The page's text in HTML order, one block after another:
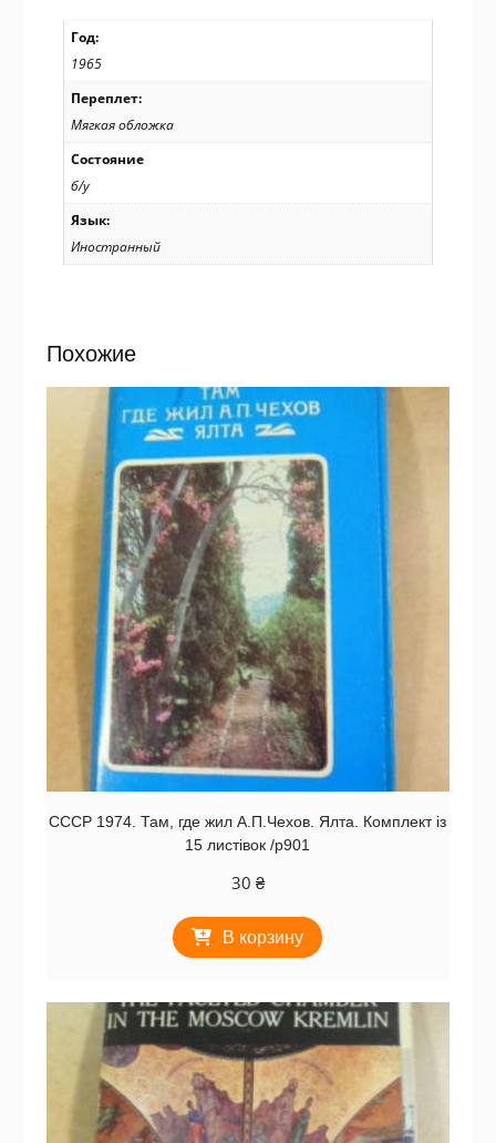
Год:
1965
Переплет:
Мягкая обложка
Состояние
б/у
Язык:
Иностранный
Похожие
СССР 1974. Там, где жил А.П.Чехов. Ялта. Комплект із
15 листівок /р901
30 ₴
В корзину